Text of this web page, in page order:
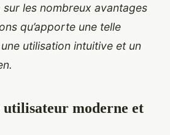
les nombreux avantages
qu’apporte une telle
utilisation intuitive et un
moderne et